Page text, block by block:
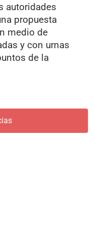
autoridades
propuesta
medio de
y con urnas
de la